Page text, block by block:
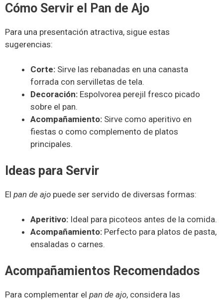
Cómo Servir el Pan de Ajo
Para una presentación atractiva, sigue estas
sugerencias:
Corte: Sirve las rebanadas en una canasta
forrada con servilletas de tela.
Decoración: Espolvorea perejil fresco picado
sobre el pan.
Acompañamiento: Sirve como aperitivo en
fiestas o como complemento de platos
principales.
Ideas para Servir
El pan de ajo puede ser servido de diversas formas:
Aperitivo: Ideal para picoteos antes de la comida.
Acompañamiento: Perfecto para platos de pasta,
ensaladas o carnes.
Acompañamientos Recomendados
Para complementar el pan de ajo, considera las